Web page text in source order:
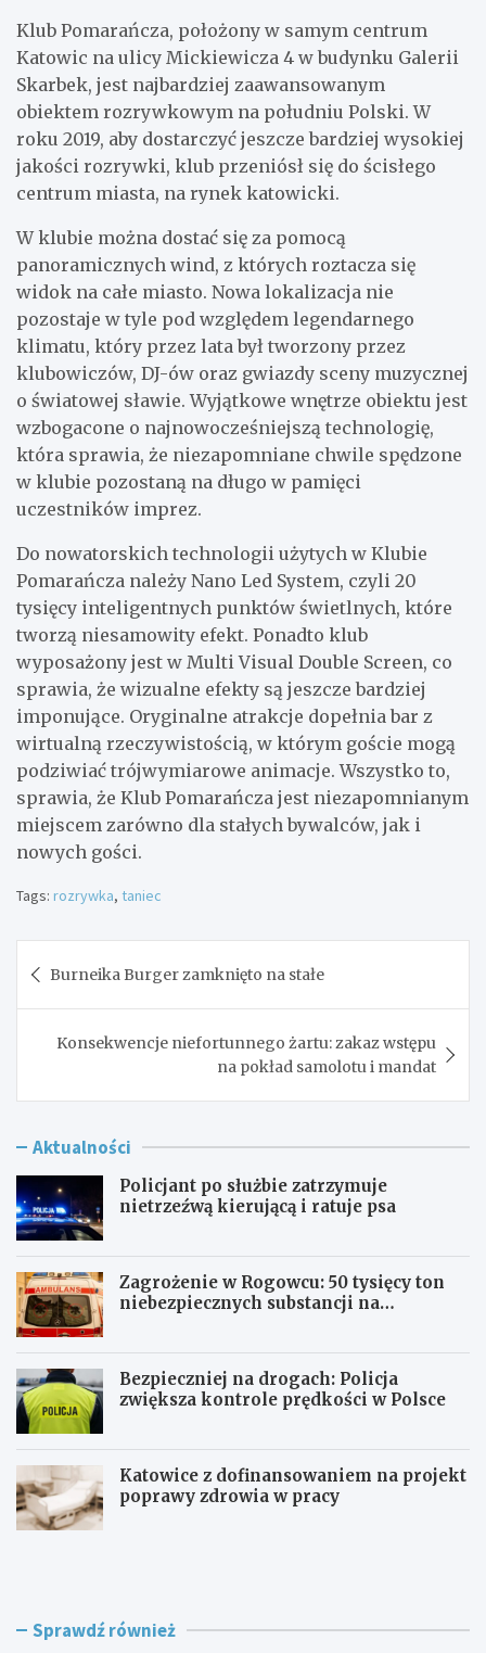
Klub Pomarańcza, położony w samym centrum
Katowic na ulicy Mickiewicza 4 w budynku Galerii
Skarbek, jest najbardziej zaawansowanym
obiektem rozrywkowym na południu Polski. W
roku 2019, aby dostarczyć jeszcze bardziej wysokiej
jakości rozrywki, klub przeniósł się do ścisłego
centrum miasta, na rynek katowicki.
W klubie można dostać się za pomocą
panoramicznych wind, z których roztacza się
widok na całe miasto. Nowa lokalizacja nie
pozostaje w tyle pod względem legendarnego
klimatu, który przez lata był tworzony przez
klubowiczów, DJ-ów oraz gwiazdy sceny muzycznej
o światowej sławie. Wyjątkowe wnętrze obiektu jest
wzbogacone o najnowocześniejszą technologię,
która sprawia, że niezapomniane chwile spędzone
w klubie pozostaną na długo w pamięci
uczestników imprez.
Do nowatorskich technologii użytych w Klubie
Pomarańcza należy Nano Led System, czyli 20
tysięcy inteligentnych punktów świetlnych, które
tworzą niesamowity efekt. Ponadto klub
wyposażony jest w Multi Visual Double Screen, co
sprawia, że wizualne efekty są jeszcze bardziej
imponujące. Oryginalne atrakcje dopełnia bar z
wirtualną rzeczywistością, w którym goście mogą
podziwiać trójwymiarowe animacje. Wszystko to,
sprawia, że Klub Pomarańcza jest niezapomnianym
miejscem zarówno dla stałych bywalców, jak i
nowych gości.
Tags: rozrywka, taniec
wpisu
Burneika Burger zamknięto na stałe
Konsekwencje niefortunnego żartu: zakaz wstępu
na pokład samolotu i mandat
Aktualności
Policjant po służbie zatrzymuje
nietrzeźwą kierującą i ratuje psa
Zagrożenie w Rogowcu: 50 tysięcy ton
niebezpiecznych substancji na
Bezpieczniej na drogach: Policja
zwiększa kontrole prędkości w Polsce
Katowice z dofinansowaniem na projekt
poprawy zdrowia w pracy
P
j
Z
ż Sprawdź również